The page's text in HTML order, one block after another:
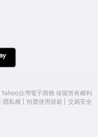
Yahoo台灣電子商務 保留所有權利
隱私權 拍賣使用規範 交易安全